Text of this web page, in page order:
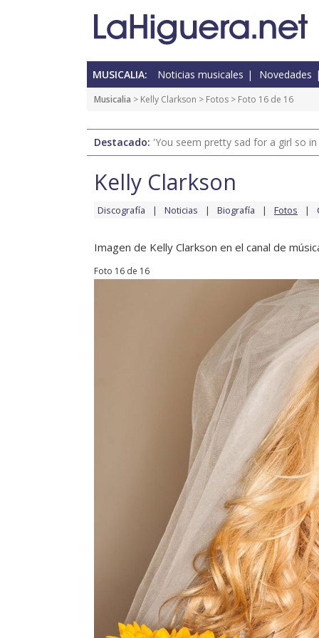
MUSICALIA: Noticias musicales Novedades
Musicalia > Kelly Clarkson > Fotos > Foto 16 de 16
Destacado: 'You seem pretty sad for a girl so
Kelly Clarkson
Discografía Noticias Biografía Fotos
Imagen de Kelly Clarkson en el canal de
Foto 16 de 16